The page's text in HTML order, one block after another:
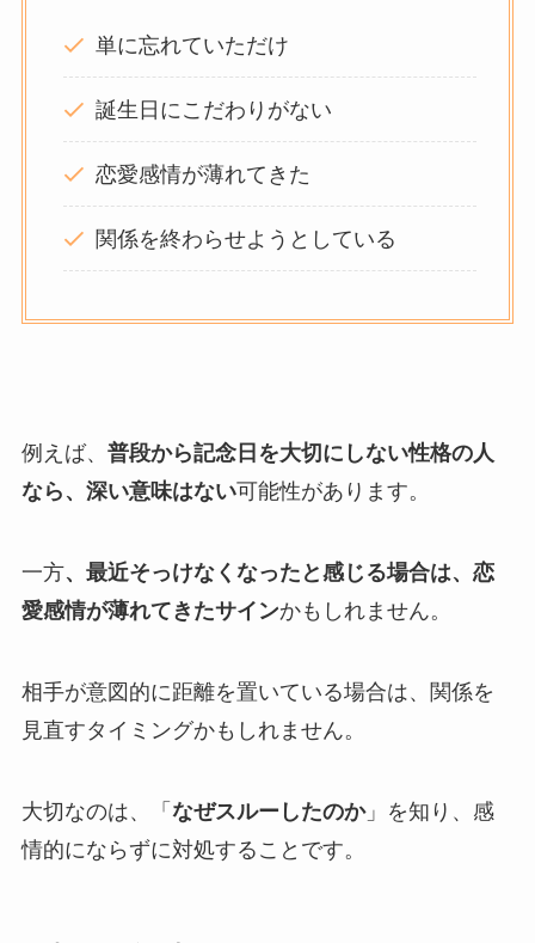
単に忘れていただけ
誕生日にこだわりがない
恋愛感情が薄れてきた
関係を終わらせようとしている
例えば、 普段から記念日を大切にしない性格の人
なら、深い意味はない可能性があります。
一方、最近そっけなくなったと感じる場合は、恋
愛感情が薄れてきたサインかもしれません。
相手が意図的に距離を置いている場合は、関係を
見直すタイミングかもしれません。
大切なのは、「 なぜスルーしたのか」を知り、感
情的にならずに対処することです。